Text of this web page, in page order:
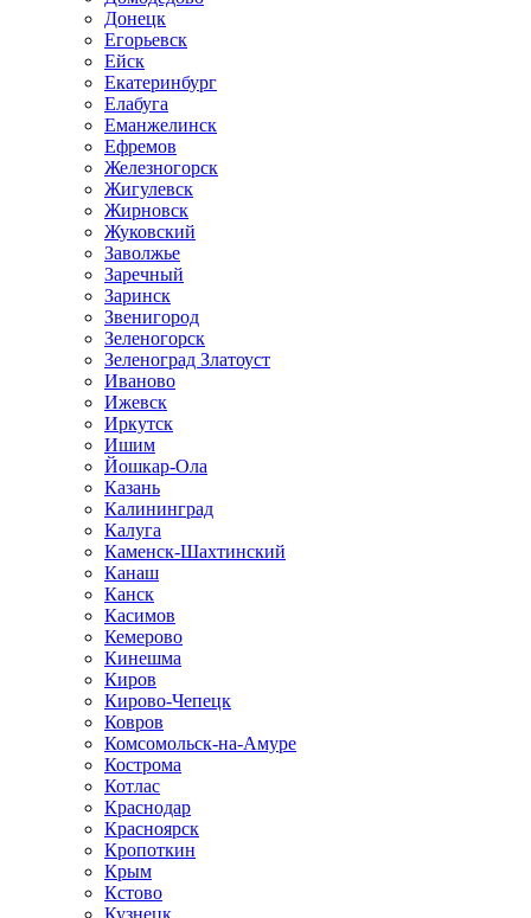
Донецк
Егорьевск
Ейск
Екатеринбург
Елабуга
Еманжелинск
Ефремов
Железногорск
Жигулевск
Жирновск
Жуковский
Заволжье
Заречный
Заринск
Звенигород
Зеленогорск
Зеленоград Златоуст
Иваново
Ижевск
Иркутск
Ишим
Йошкар-Ола
Казань
Калининград
Калуга
Каменск-Шахтинский
Канаш
Канск
Касимов
Кемерово
Кинешма
Киров
Кирово-Чепецк
Ковров
Комсомольск-на-Амуре
Кострома
Котлас
Краснодар
Красноярск
Кропоткин
Крым
Кстово
Кузнецк